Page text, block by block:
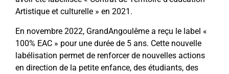
Artistique et culturelle » en 2021.
En novembre 2022, GrandAngoulême a reçu le label «
100% EAC » pour une durée de 5 ans. Cette nouvelle
labélisation permet de renforcer de nouvelles actions
en direction de la petite enfance, des étudiants, des